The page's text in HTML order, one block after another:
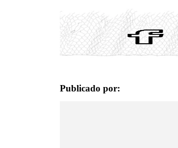
Publicado por: